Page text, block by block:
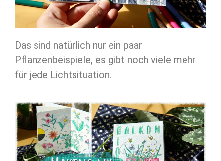
Das sind natürlich nur ein paar
Pflanzenbeispiele, es gibt noch viele mehr
für jede Lichtsituation.